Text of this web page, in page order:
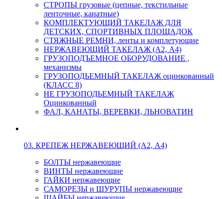
СТРОПЫ грузовые (цепные, текстильные
ленточные, канатные)
КОМПЛЕКТУЮЩИЙ ТАКЕЛАЖ ДЛЯ
ДЕТСКИХ, СПОРТИВНЫХ ПЛОЩАДОК
СТЯЖНЫЕ РЕМНИ, ленты и комплетующие
НЕРЖАВЕЮЩИЙ ТАКЕЛАЖ (А2, А4)
ГРУЗОПОДЪЕМНОЕ ОБОРУДОВАНИЕ ,
механизмы
ГРУЗОПОДЬЕМНЫЙ ТАКЕЛАЖ оцинкованный
(КЛАСС 8)
НЕ ГРУЗОПОДЬЕМНЫЙ ТАКЕЛАЖ
Оцинкованный
ФАЛ, КАНАТЫ, ВЕРЕВКИ, ЛЬНОВАТИН
03. КРЕПЕЖ НЕРЖАВЕЮЩИЙ (А2, А4)
БОЛТЫ нержавеющие
ВИНТЫ нержавеющие
ГАЙКИ нержавеющие
САМОРЕЗЫ и ШУРУПЫ нержавеющие